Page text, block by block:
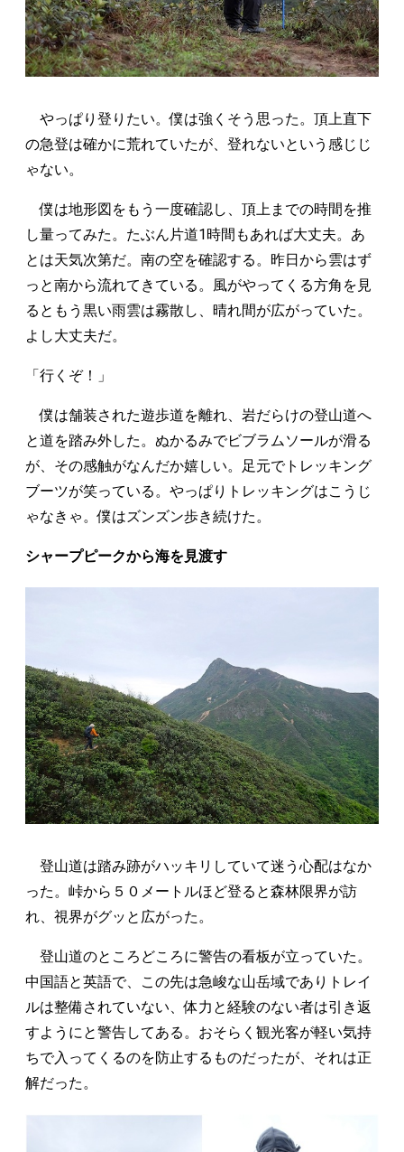
やっぱり登りたい。僕は強くそう思った。頂上直下
の急登は確かに荒れていたが、登れないという感じじ
ゃない。
僕は地形図をもう一度確認し、頂上までの時間を推
し量ってみた。たぶん片道1時間もあれば大丈夫。あ
とは天気次第だ。南の空を確認する。昨日から雲はず
っと南から流れてきている。風がやってくる方角を見
るともう黒い雨雲は霧散し、晴れ間が広がっていた。
よし大丈夫だ。
「行くぞ！」
僕は舗装された遊歩道を離れ、岩だらけの登山道へ
と道を踏み外した。ぬかるみでビブラムソールが滑る
が、その感触がなんだか嬉しい。足元でトレッキング
ブーツが笑っている。やっぱりトレッキングはこうじ
ゃなきゃ。僕はズンズン歩き続けた。
シャープピークから海を見渡す
登山道は踏み跡がハッキリしていて迷う心配はなか
った。峠から５０メートルほど登ると森林限界が訪
れ、視界がグッと広がった。
登山道のところどころに警告の看板が立っていた。
中国語と英語で、この先は急峻な山岳域でありトレイ
ルは整備されていない、体力と経験のない者は引き返
すようにと警告してある。おそらく観光客が軽い気持
ちで入ってくるのを防止するものだったが、それは正
解だった。